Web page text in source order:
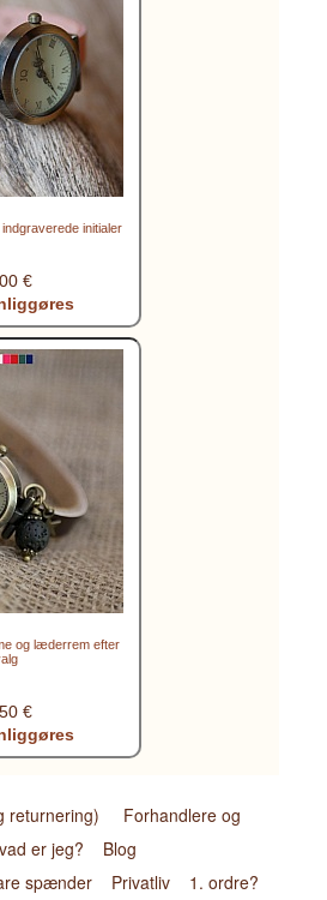
initialer
€
og læderrem efter
€
returnering)
Forhandlere og
er jeg?
Blog
spænder Privatliv 1. ordre?